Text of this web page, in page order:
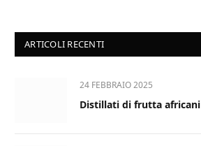
ARTICOLI RECENTI
24 FEBBRAIO 2025
Distillati di frutta africani